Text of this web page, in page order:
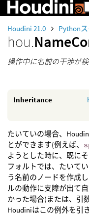
Houdini 21.0 Python
hou.
操作中に名前の干渉が
Inheritance
たいていの場合、
とができます(例えば、
ようとした時に、既に
フォルトでは、たいて
う名前のノードを作成
ルの動作に支障が出て
かった場合(または、引
Houdiniはこの例外を引